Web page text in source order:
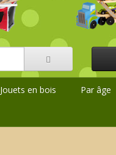
Jouets en bois Par âge